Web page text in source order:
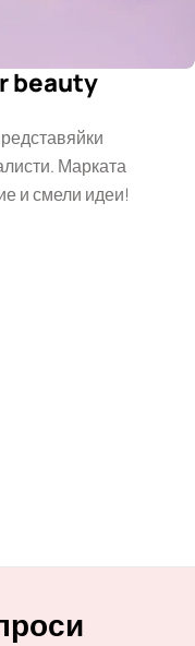
beauty
Марката
и смели идеи!